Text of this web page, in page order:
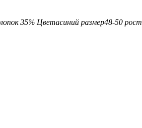
35% Цветасиний размер48-50 рост